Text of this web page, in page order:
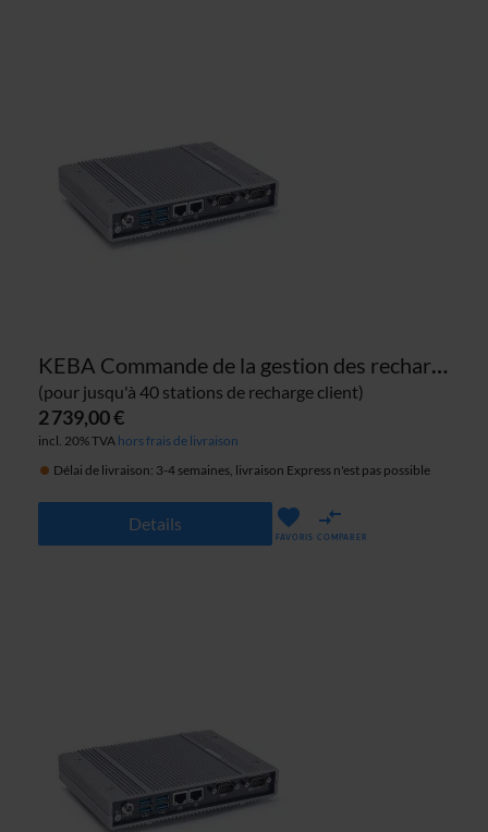
KEBA Commande de la gestion des recharges KeContact M20 122.008
(pour jusqu'à 40 stations de recharge client)
2 739,00 €
incl. 20% TVA hors frais de livraison
Délai de livraison: 3-4 semaines, livraison Express n'est pas possible
Details
FAVORIS COMPARER